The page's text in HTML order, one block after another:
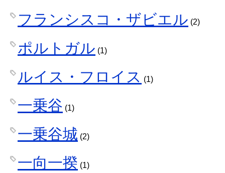
フランシスコ・ザビエル (2)
ポルトガル (1)
ルイス・フロイス (1)
一乗谷 (1)
一乗谷城 (2)
一向一揆 (1)